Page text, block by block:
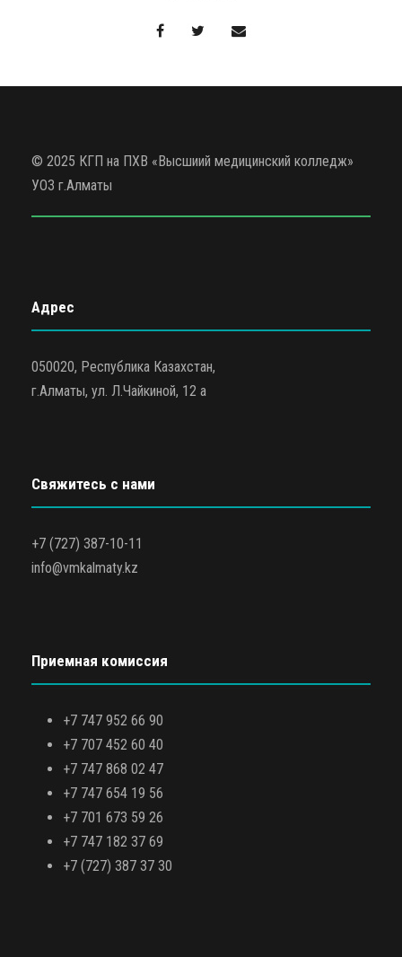
© 2025 КГП на ПХВ «Высшиий медицинский колледж»
УОЗ г.Алматы
Адрес
050020, Республика Казахстан,
г.Алматы, ул. Л.Чайкиной, 12 а
Свяжитесь с нами
+7 (727) 387-10-11
info@vmkalmaty.kz
Приемная комиссия
+7 747 952 66 90
+7 707 452 60 40
+7 747 868 02 47
+7 747 654 19 56
+7 701 673 59 26
+7 747 182 37 69
+7 (727) 387 37 30